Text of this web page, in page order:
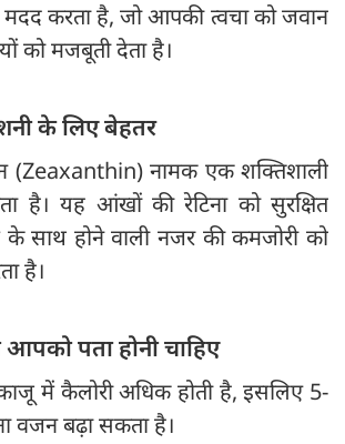
करता है, जो आपकी त्वचा को जवान
को मजबूती देता है।
के लिए बेहतर
नामक एक शक्तिशाली
है। यह आंखों की रेटिना को सुरक्षित
साथ होने वाली नजर की कमजोरी को
है।
आपको पता होनी चाहिए
में कैलोरी अधिक होती है, इसलिए 5-
वजन बढ़ा सकता है।